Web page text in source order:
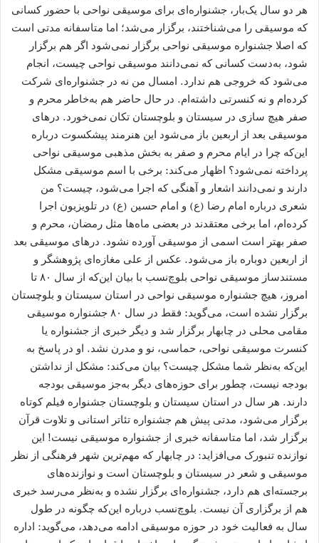
هر دو سال یک‌بار، جشنواره‌ای برای موسیقی نواحی با حضور کسانی
که موسیقی را می‌شناختند، برگزار ‌می‌شد؛ اما متاسفانه مدتی است
که اصلا جشنواره موسیقی نواحی برگزار نمی‌شود اگر هم برگزار
شود، به‌دست کسانی که نمی‌دانند موسیقی نواحی چیست، انجام
می‌شود که خروجی هم ندارد. امسال من نه در جشنواره‌ای شرکت
کرده‌ام و نه کنسرتی داشته‌ام. در حال حاضر هم به‌خاطر محرم و
صفر هیچ سازی در سیستان و بلوچستان تکان نمی‌خورد. درهای
موسیقی بعد از اربعین باز می‌شود این هنرمند پیشکسوت درباره
این‌که چرا در ایام محرم و صفر به بخش مذهبی موسیقی نواحی
پرداخته نمی‌شود؟ اظهار می‌کند: برخی با اسم موسیقی مشکل
دارند و نمی‌دانند اشعار و آهنگی که اجرا می‌شود، چیست؟ من
شعری درباره امام رضا (ع) و امام حسین (ع) در تلویزیون اجرا
کرده‌ام، اما برخی معتقدند در بعضی ماه‌ها مثل رمضان، محرم و
صفر بهتر است اسمی از موسیقی آورده نشود. درهای موسیقی بعد
از اربعین دوباره باز می‌شود. عکس از علی مغازه‌ای پژوهشگر و
مستندساز موسیقی نواحی بلوچ‌نسب با بیان این‌که از سال ۸۰ تا
امروز، هیچ جشنواره موسیقی نواحی در استان سیستان و بلوچستان
برگزار نشده است، می‌گوید: فقط در سال ۸۰ جشنواره موسیقی
مقامی محلی در چابهار برگزار شد و دیگر خبری از جشنواره یا
کنسرت موسیقی نواحی، حماسی، نو و مدرن نشد. او در پاسخ به
این‌که به‌نظر شما مشکل چیست؟ بیان می‌کند: مشکل از نداشتن
بودجه نیست، چطور برای حوزه‌های دیگر به‌جز موسیقی بودجه
دارند. هر سال در استان سیستان و بلوچستان جشنواره فیلم کوتاه
برگزار می‌شود، مدتی پیش هم جشنواره تئاتر استانی و تلاوت قرآن
برگزار شد، اما متاسفانه خبری از جشنواره موسیقی نیست! این
نوازنده تنبورک می‌افزاید: در چابهار که مهم‌ترین شهر فرهنگی از نظر
موسیقی و شعر در سیستان و بلوچستان است و نوازنده‌های
برجسته‌ای هم دارد، جشنواره‌ای برگزار نشده و به‌نظر می‌رسد خبری
هم از برگزاری آن نیست. بلوچ‌نسب درباره این‌که چگونه در طول
سال به فعالیت خود در حوزه موسیقی ادامه می‌دهد، می‌گوید: اداره